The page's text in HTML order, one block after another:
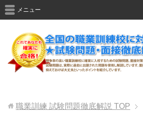
メニュー
職業訓練 試験問題徹底解説 TOP